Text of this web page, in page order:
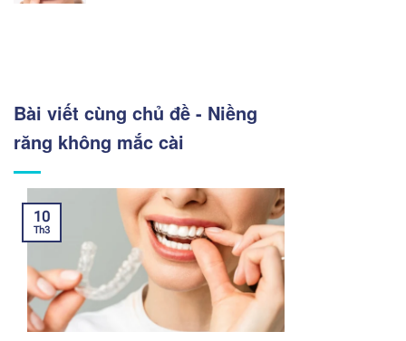
Bài viết cùng chủ đề - Niềng
răng không mắc cài
10
Th3